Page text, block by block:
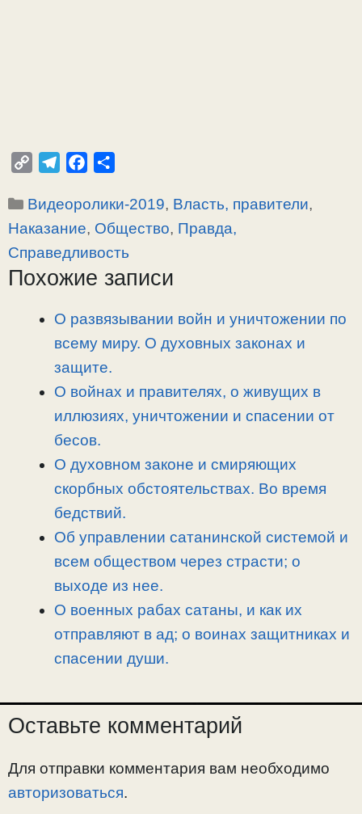
p
y
n
l
e
a
c
o
п
р
и
Рубрики
Видеоролики-2019, Власть, правители,
Наказание, Общество, Правда,
Справедливость
Похожие записи
О развязывании войн и уничтожении по
всему миру. О духовных законах и
защите.
О войнах и правителях, о живущих в
иллюзиях, уничтожении и спасении от
бесов.
О духовном законе и смиряющих
скорбных обстоятельствах. Во время
бедствий.
Об управлении сатанинской системой и
всем обществом через страсти; о
выходе из нее.
О военных рабах сатаны, и как их
отправляют в ад; о воинах защитниках и
спасении души.
Оставьте комментарий
Для отправки комментария вам необходимо
авторизоваться.